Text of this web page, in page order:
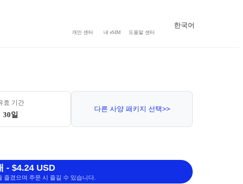
개인 센터 내 eSIM 도움말 센터
한국어
효 기간
30일
다른 사양 패키지 선택>>
- $4.24 USD
즐겼으며 주문 시 즐길 수 있습니다.